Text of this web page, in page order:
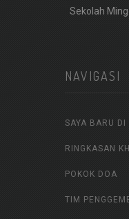
Sekolah
NAVIGASI
SAYA BARU DI
RINGKASAN
POKOK DOA
TIM